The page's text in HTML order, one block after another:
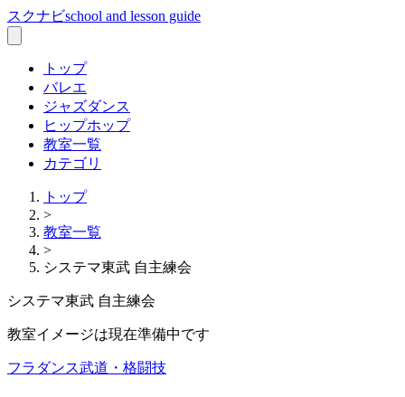
スクナビschool and lesson guide
トップ
バレエ
ジャズダンス
ヒップホップ
教室一覧
カテゴリ
トップ
>
教室一覧
>
システマ東武 自主練会
システマ東武 自主練会
教室イメージは現在準備中です
フラダンス武道・格闘技